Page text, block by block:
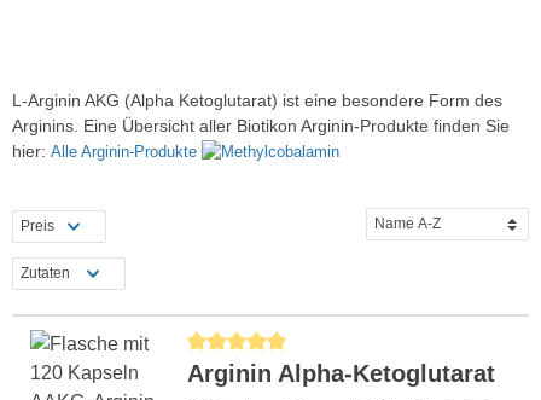
L-Arginin AKG (Alpha Ketoglu­­tarat) ist eine besondere Form des
Arginins. Eine Übersicht aller Biotikon Arginin-Produkte finden Sie
hier: Alle Arginin-Produkte
Preis
Zutaten
Durchschnittliche Bewertung von 5 von 5 Sternen
Arginin Alpha-Ketoglutarat